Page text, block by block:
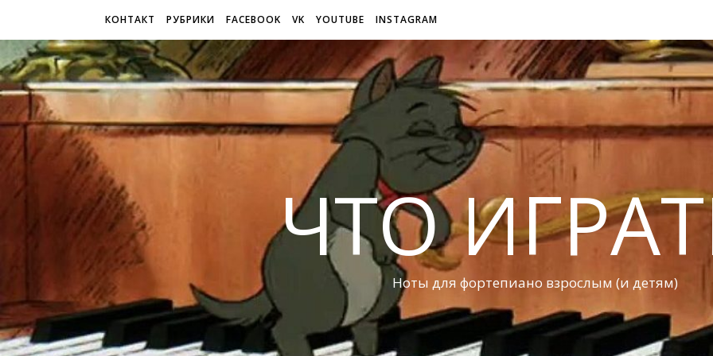
КОНТАКТ РУБРИКИ FACEBOOK VK YOUTUBE INSTAGRAM
ЧТО
Ноты для фортепиано взрослым (и детям)